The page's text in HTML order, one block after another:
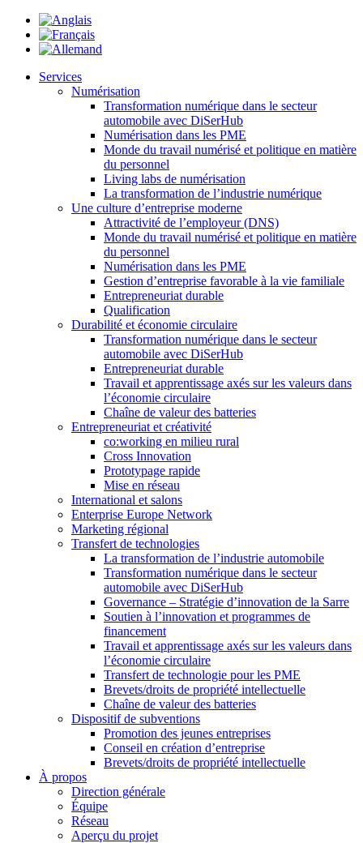
Services
Numérisation
Transformation numérique dans le secteur
automobile avec DiSerHub
Numérisation dans les PME
Monde du travail numérisé et politique en matière
du personnel
Living labs de numérisation
La transformation de l’industrie numérique
Une culture d’entreprise moderne
Attractivité de l’employeur (DNS)
Monde du travail numérisé et politique en matière
du personnel
Numérisation dans les PME
Gestion d’entreprise favorable à la vie familiale
Entrepreneuriat durable
Qualification
Durabilité et économie circulaire
Transformation numérique dans le secteur
automobile avec DiSerHub
Entrepreneuriat durable
Travail et apprentissage axés sur les valeurs dans
l’économie circulaire
Chaîne de valeur des batteries
Entrepreneuriat et créativité
co:working en milieu rural
Cross Innovation
Prototypage rapide
Mise en réseau
International et salons
Enterprise Europe Network
Marketing régional
Transfert de technologies
La transformation de l’industrie automobile
Transformation numérique dans le secteur
automobile avec DiSerHub
Governance – Stratégie d’innovation de la Sarre
Soutien à l’innovation et programmes de
financement
Travail et apprentissage axés sur les valeurs dans
l’économie circulaire
Transfert de technologie pour les PME
Brevets/droits de propriété intellectuelle
Chaîne de valeur des batteries
Dispositif de subventions
Promotion des jeunes entreprises
Conseil en création d’entreprise
Brevets/droits de propriété intellectuelle
À propos
Direction générale
Équipe
Réseau
Aperçu du projet